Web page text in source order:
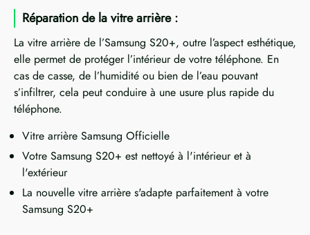
Réparation de la vitre arrière :
La vitre arrière de l’Samsung S20+, outre l’aspect esthétique,
elle permet de protéger l’intérieur de votre téléphone. En
cas de casse, de l’humidité ou bien de l’eau pouvant
s’infiltrer, cela peut conduire à une usure plus rapide du
téléphone.
Vitre arrière Samsung Officielle
Votre Samsung S20+ est nettoyé à l'intérieur et à
l'extérieur
La nouvelle vitre arrière s'adapte parfaitement à votre
Samsung S20+